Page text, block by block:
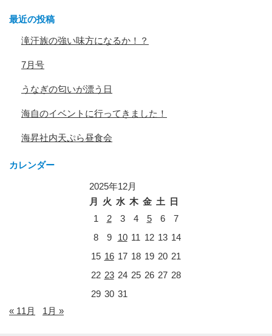
最近の投稿
滝汗族の強い味方になるか！？
7月号
うなぎの匂いが漂う日
海自のイベントに行ってきました！
海昇社内天ぷら昼食会
カレンダー
2025年12月
月
火 水 木 金 土
日
1
2 3 4 5 6
7
8
9 10 11 12 13 14
15 16 17 18 19 20 21
22 23 24 25 26 27 28
29 30 31
« 11月
1月 »